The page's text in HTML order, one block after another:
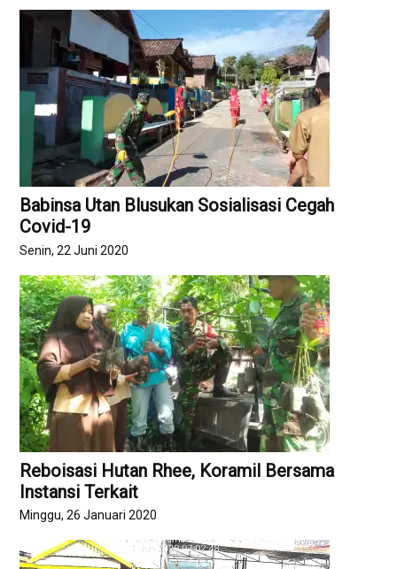
Babinsa Utan Blusukan Sosialisasi Cegah
Covid-19
Senin, 22 Juni 2020
Reboisasi Hutan Rhee, Koramil Bersama
Instansi Terkait
Minggu, 26 Januari 2020